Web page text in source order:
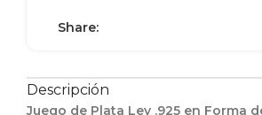
Share:
Descripción
Juego de Plata Ley .925 en Forma